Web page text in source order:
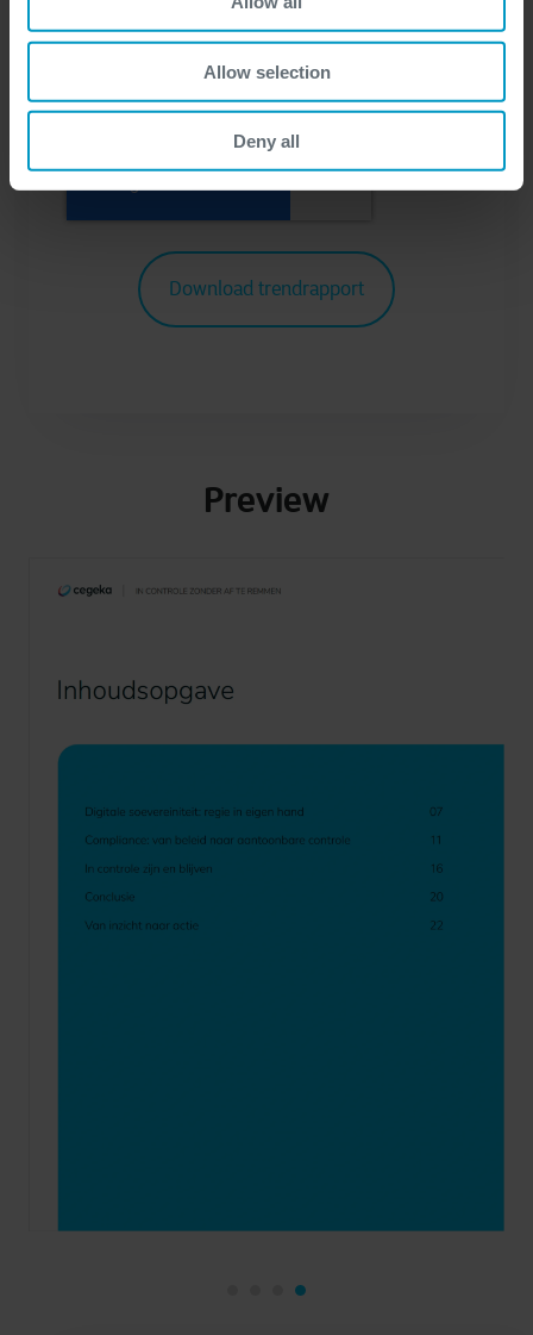
Allow selection
Deny all
Meer informatie over de verwerking van uw
persoonlijke gegevens kunt u in onze
privacyverklaringvinden.
Preview